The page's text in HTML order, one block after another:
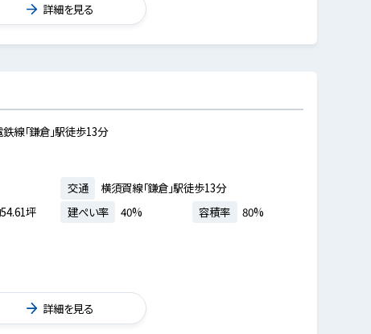
詳細を見る
線「鎌倉」駅徒歩13分
交通
横須賀線「鎌倉」駅徒歩13分
坪 建ぺい率 40% 容積率 80%
詳細を見る